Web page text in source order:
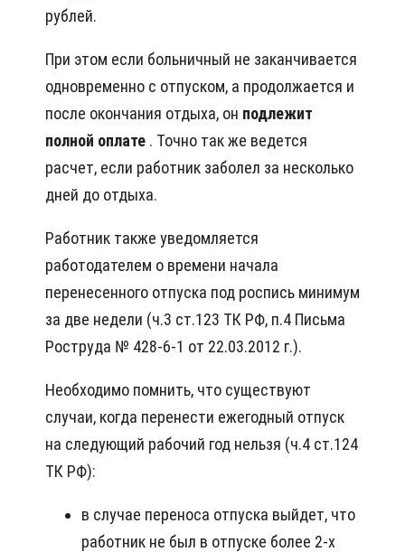
рублей.
При этом если больничный не заканчивается
одновременно с отпуском, а продолжается и
после окончания отдыха, он подлежит
полной оплате . Точно так же ведется
расчет, если работник заболел за несколько
дней до отдыха.
Работник также уведомляется
работодателем о времени начала
перенесенного отпуска под роспись минимум
за две недели (ч.3 ст.123 ТК РФ, п.4 Письма
Роструда № 428-6-1 от 22.03.2012 г.).
Необходимо помнить, что существуют
случаи, когда перенести ежегодный отпуск
на следующий рабочий год нельзя (ч.4 ст.124
ТК РФ):
в случае переноса отпуска выйдет, что
работник не был в отпуске более 2-х